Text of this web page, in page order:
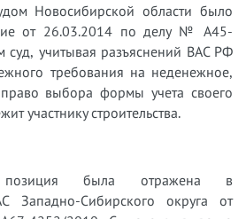
Новосибирской области было
от 26.03.2014 по делу № А45-
учитывая разъяснений ВАС РФ
требования на неденежное,
выбора формы учета своего
участнику строительства.
позиция была отражена в
Западно-Сибирского округа от